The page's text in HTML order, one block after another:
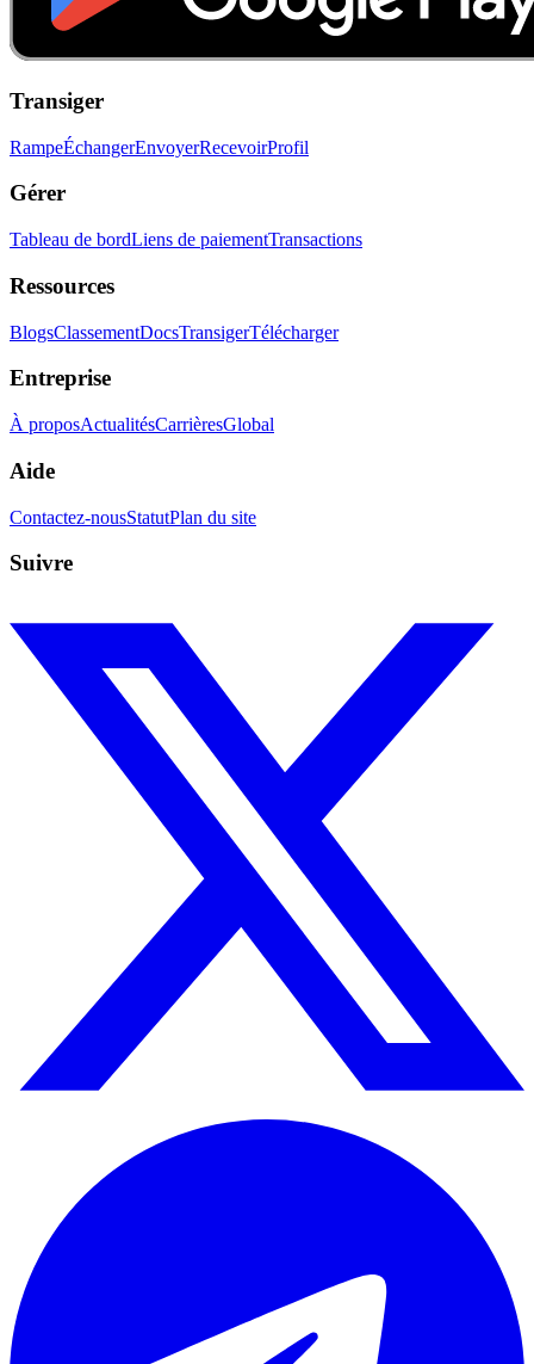
Transiger
RampeÉchangerEnvoyerRecevoirProfil
Gérer
Tableau de bordLiens de paiementTransactions
Ressources
BlogsClassementDocsTransigerTélécharger
Entreprise
À proposActualitésCarrièresGlobal
Aide
Contactez-nousStatutPlan du site
Suivre